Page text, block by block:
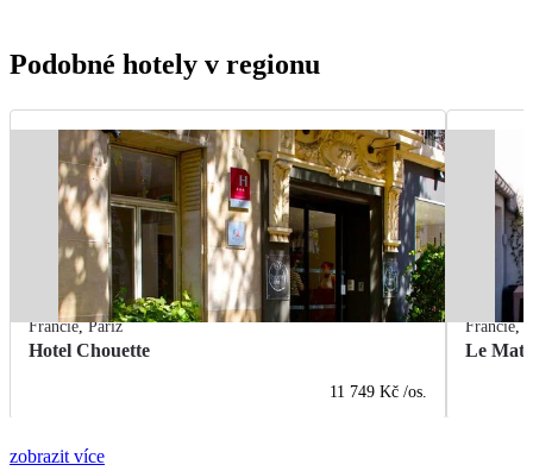
Podobné hotely v regionu
Francie,Paříž
Hotel Chouette
11 749 Kč /os.
Francie,
Le
zobrazit více